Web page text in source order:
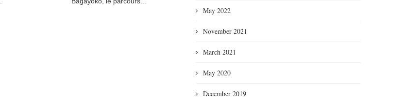
May 2022
November 2021
March 2021
May 2020
December 2019